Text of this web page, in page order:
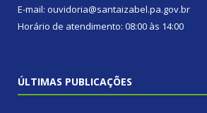
E-mail: ouvidoria@santaizabel.pa.gov.br
Horário de atendimento: 08:00 às 14:00
ÚLTIMAS PUBLICAÇÕES